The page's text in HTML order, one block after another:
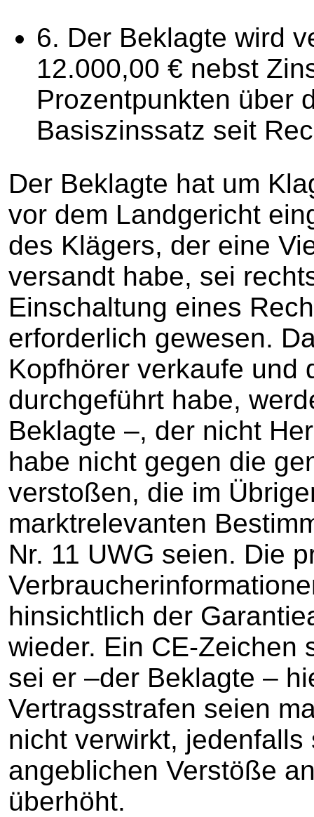
6. Der Beklagte wird
12.000,00 € nebst
Prozentpunkten über
Basiszinssatz seit
Der Beklagte hat um
vor dem Landgericht
des Klägers, der eine
versandt habe, sei
Einschaltung eines
erforderlich gewesen.
Kopfhörer verkaufe und
durchgeführt habe,
Beklagte –, der nicht
habe nicht gegen die
verstoßen, die im
marktrelevanten
Nr. 11 UWG seien. Die
hinsichtlich der
wieder. Ein CE-Zeichen
sei er –der Beklagte –
Vertragsstrafen seien
nicht verwirkt,
angeblichen Verstöße
überhöht.